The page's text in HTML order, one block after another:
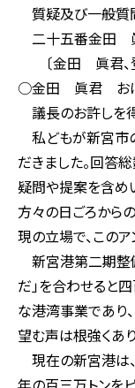
質疑及び一般質
二十五番金田
〔金田 眞君、登
○金田 眞君 おは
議長のお許しを
私どもが新宮市
だきました。回答
疑問や提案を含め
方々の日ごろから
現の立場で、この
新宮港第二期整備
だ」を合わせると
な港湾事業であり
望む声は根強くあり
現在の新宮港は